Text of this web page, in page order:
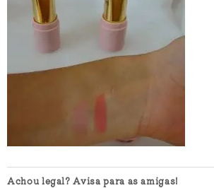
Achou legal? Avisa para as amigas!